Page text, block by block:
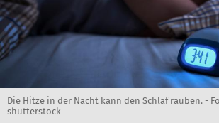
Die Hitze in der Nacht kann den Schlaf rauben. -
shutterstock